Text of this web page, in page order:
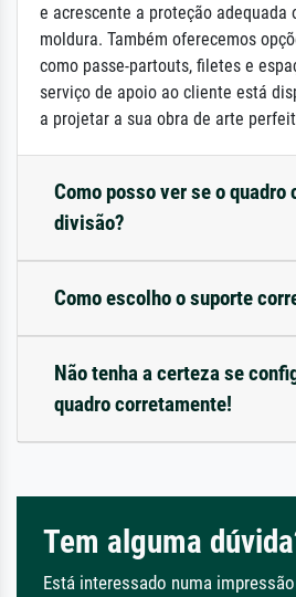
e acrescente a proteção adequada
moldura. Também oferecemos
como passe-partouts, filetes e
serviço de apoio ao cliente está
a projetar a sua obra de arte
Como posso ver se o quadro
divisão?
Como escolho o suporte
Não tenha a certeza se
quadro corretamente!
Tem alguma
Está interessado numa impressão